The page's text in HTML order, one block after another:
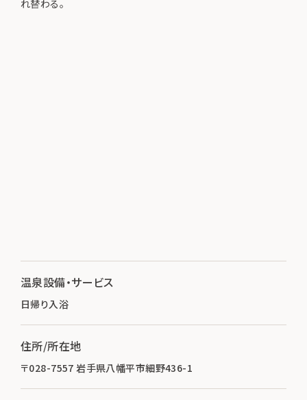
れ替わる。
温泉設備・サービス
日帰り入浴
住所/所在地
〒028-7557 岩手県八幡平市細野436-1